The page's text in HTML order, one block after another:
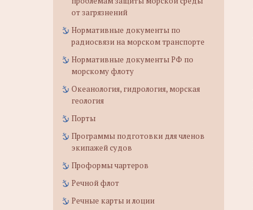
от загрязнений
Нормативные документы по
радиосвязи на морском транспорте
Нормативные документы РФ по
морскому флоту
Океанология, гидрология, морская
геология
Порты
Программы подготовки для членов
экипажей судов
Проформы чартеров
Речной флот
Речные карты и лоции